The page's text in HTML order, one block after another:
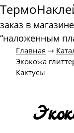
заказ в
“наложенным
Главная ⇾
Экокожа
Кактусы